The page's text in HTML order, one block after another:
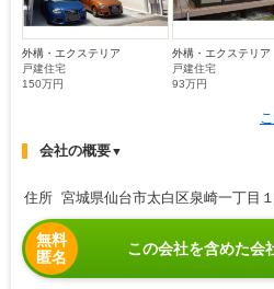
外構・エクステリア
戸建住宅
150万円
外構・エクステリア
戸建住宅
93万円
会社の概要▼
住所 宮城県仙台市太白区泉崎一丁目
無料
匿名
この会社を含めた会